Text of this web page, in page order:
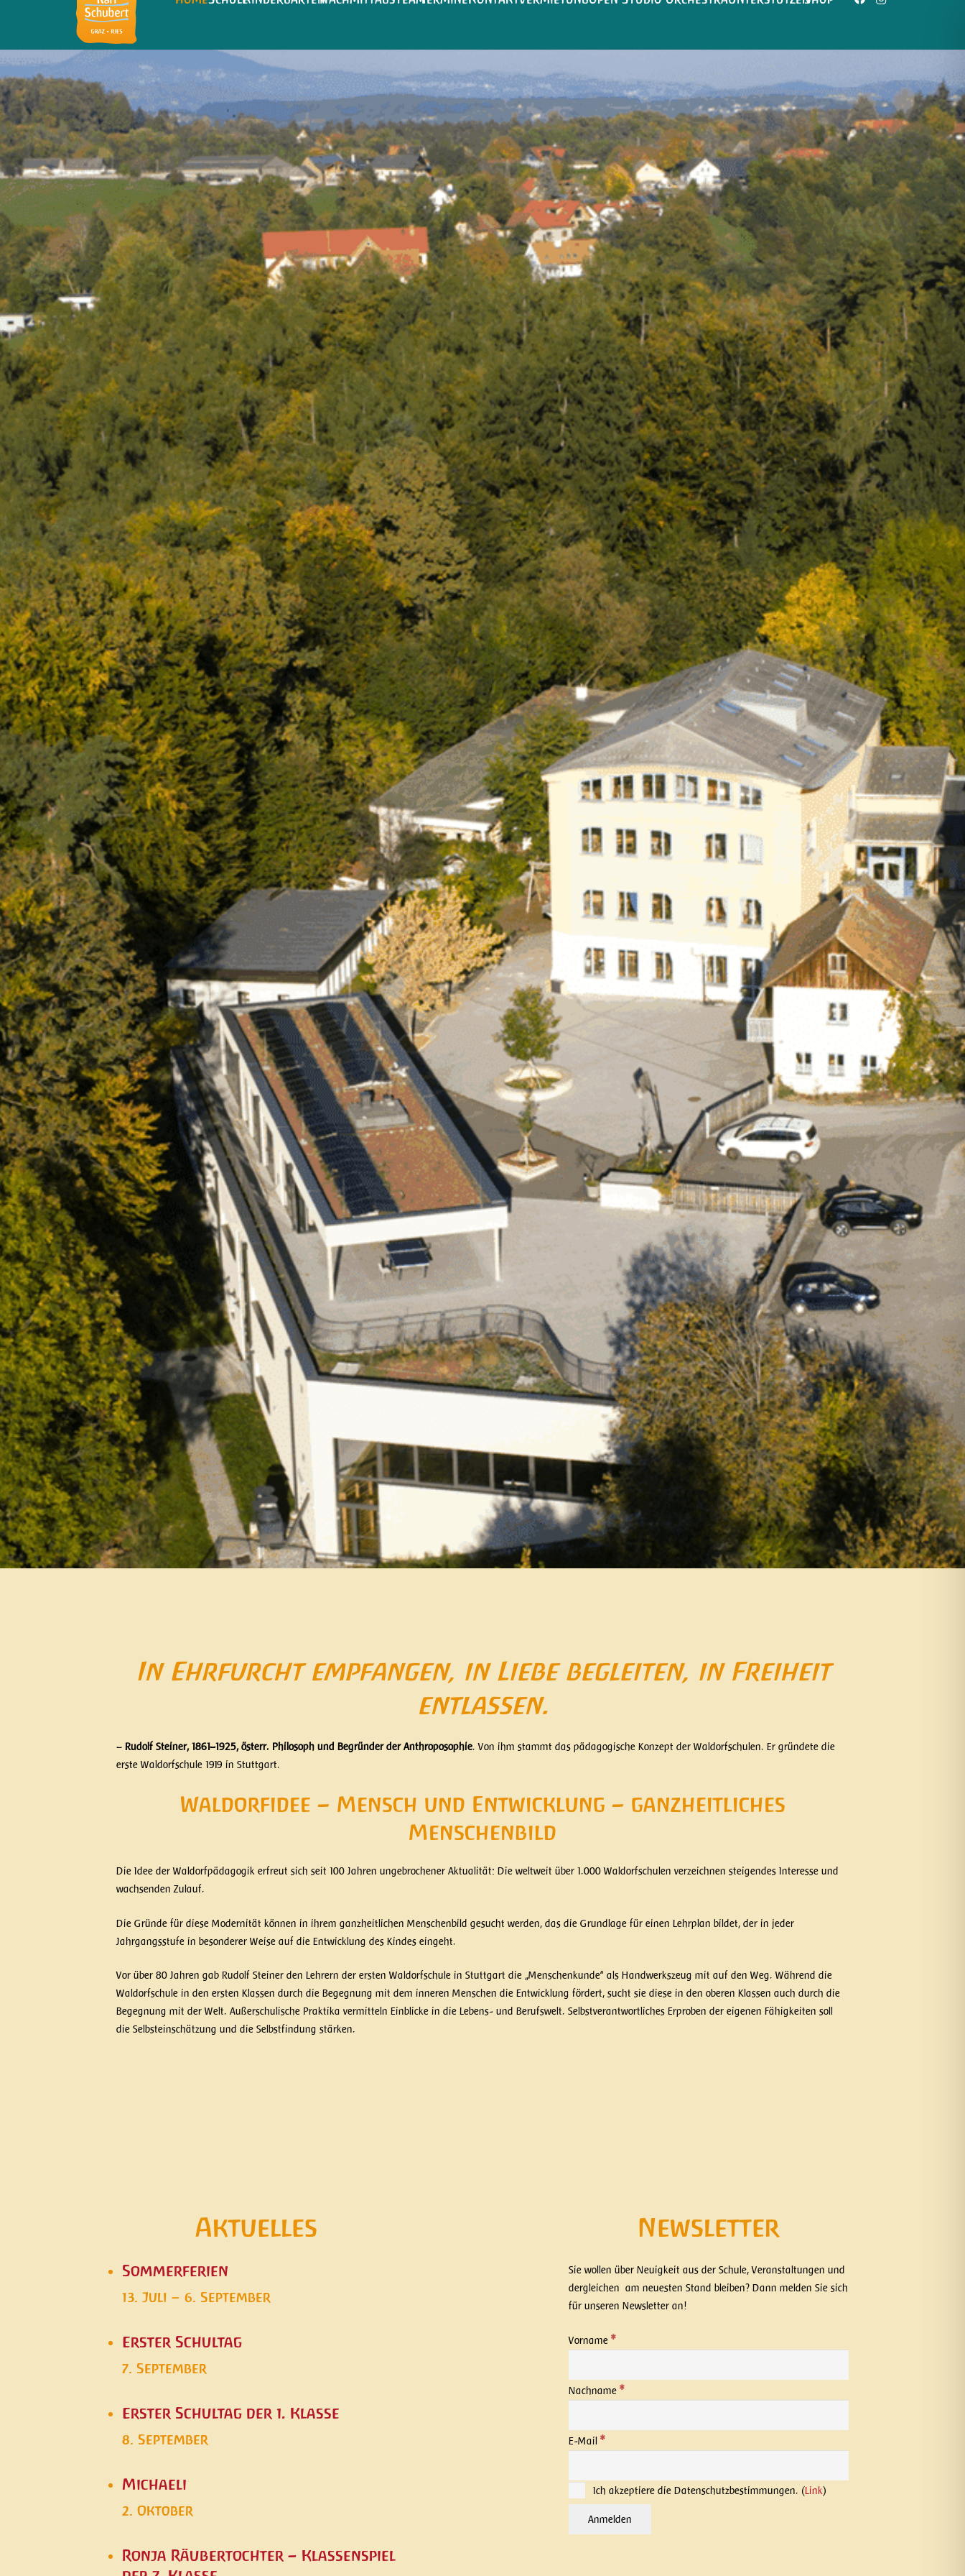
In Ehrfurcht empfangen, in Liebe begleiten, in Freiheit
entlassen.
– Rudolf Steiner, 1861–1925, österr. Philosoph und Begründer der Anthroposophie. Von ihm stammt das pädagogische Konzept der Waldorfschulen. Er gründete die
erste Waldorfschule 1919 in Stuttgart.
Waldorfidee – Mensch und Entwicklung – ganzheitliches
Menschenbild
Die Idee der Waldorfpädagogik erfreut sich seit 100 Jahren ungebrochener Aktualität: Die weltweit über 1.000 Waldorfschulen verzeichnen steigendes Interesse und
wachsenden Zulauf.
Die Gründe für diese Modernität können in ihrem ganzheitlichen Menschenbild gesucht werden, das die Grundlage für einen Lehrplan bildet, der in jeder
Jahrgangsstufe in besonderer Weise auf die Entwicklung des Kindes eingeht.
Vor über 80 Jahren gab Rudolf Steiner den Lehrern der ersten Waldorfschule in Stuttgart die „Menschenkunde“ als Handwerkszeug mit auf den Weg. Während die
Waldorfschule in den ersten Klassen durch die Begegnung mit dem inneren Menschen die Entwicklung fördert, sucht sie diese in den oberen Klassen auch durch die
Begegnung mit der Welt. Außerschulische Praktika vermitteln Einblicke in die Lebens- und Berufswelt. Selbstverantwortliches Erproben der eigenen Fähigkeiten soll
die Selbsteinschätzung und die Selbstfindung stärken.
Aktuelles
Sommerferien
13. Juli – 6. September
Erster Schultag
7. September
Erster Schultag der 1. Klasse
8. September
Michaeli
2. Oktober
Ronja Räubertochter – Klassenspiel
Newsletter
Sie wollen über Neuigkeit aus der Schule, Veranstaltungen und
dergleichen am neuesten Stand bleiben? Dann melden Sie sich
für unseren Newsletter an!
Vorname *
Nachname *
E-Mail *
Ich akzeptiere die Datenschutzbestimmungen. (Link)